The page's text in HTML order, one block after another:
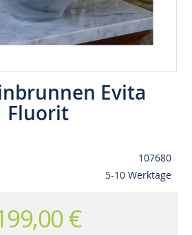
Evita
Fluorit
107680
5-10 Werktage
€